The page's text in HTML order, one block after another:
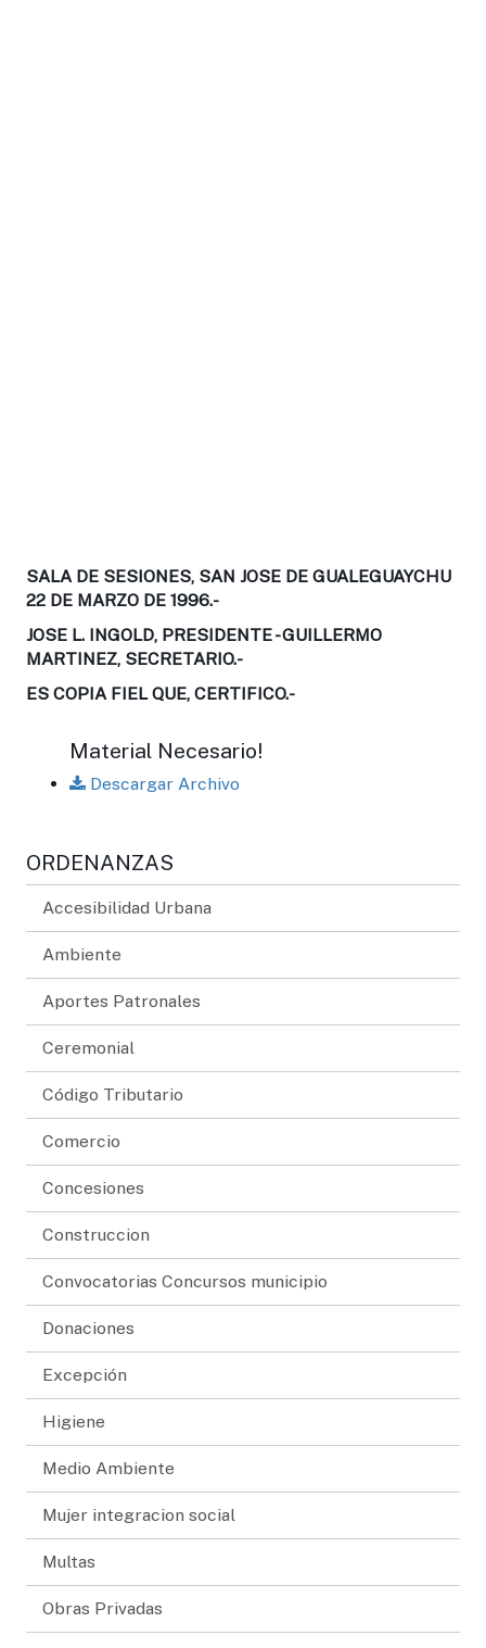
SALA DE SESIONES, SAN JOSE DE GUALEGUAYCHU
22 DE MARZO DE 1996.-
JOSE L. INGOLD, PRESIDENTE - GUILLERMO
MARTINEZ, SECRETARIO.-
ES COPIA FIEL QUE, CERTIFICO.-
Material Necesario!
Descargar Archivo
ORDENANZAS
Accesibilidad Urbana
Ambiente
Aportes Patronales
Ceremonial
Código Tributario
Comercio
Concesiones
Construccion
Convocatorias Concursos municipio
Donaciones
Excepción
Higiene
Medio Ambiente
Mujer integracion social
Multas
Obras Privadas